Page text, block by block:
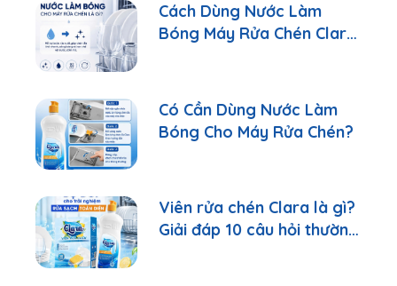
Cách Dùng Nước Làm
Bóng Máy Rửa Chén Clara
Có Cần Dùng Nước Làm
Bóng Cho Máy Rửa Chén?
Viên rửa chén Clara là gì?
Giải đáp 10 câu hỏi thường